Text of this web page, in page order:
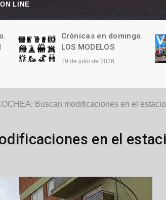
LINE
Crónicas en domingo.
LOS MODELOS
19 de julio de 2026
Buscan modificaciones en el
en el